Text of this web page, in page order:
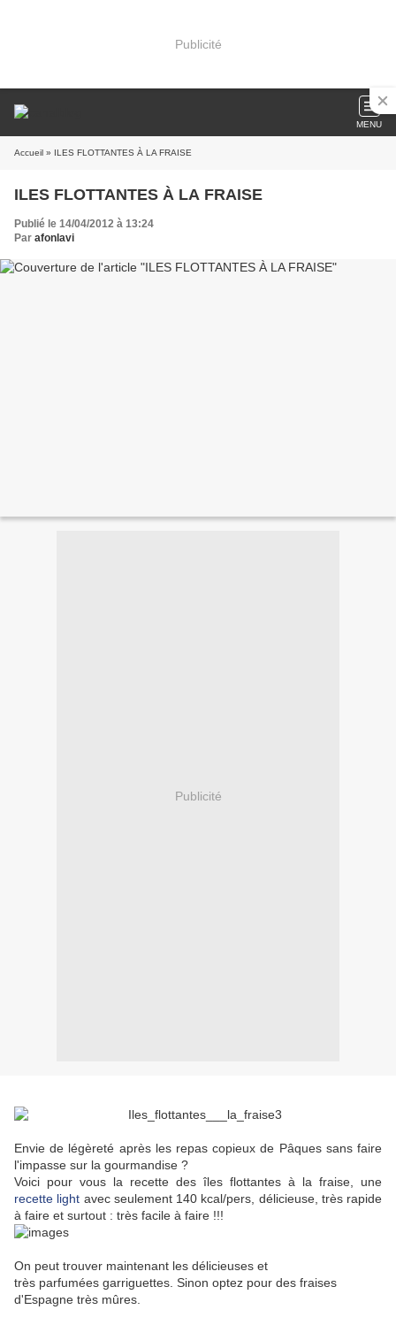
Publicité
MENU
Accueil » ILES FLOTTANTES À LA FRAISE
ILES FLOTTANTES À LA FRAISE
Publié le 14/04/2012 à 13:24
Par afonlavi
Publicité
Envie de légèreté après les repas copieux de Pâques sans faire
l'impasse sur la gourmandise ?
Voici pour vous la recette des îles flottantes à la fraise, une
recette light avec seulement 140 kcal/pers, délicieuse, très rapide
à faire et surtout : très facile à faire !!!
On peut trouver maintenant les délicieuses et
très parfumées garriguettes. Sinon optez pour des fraises
d'Espagne très mûres.